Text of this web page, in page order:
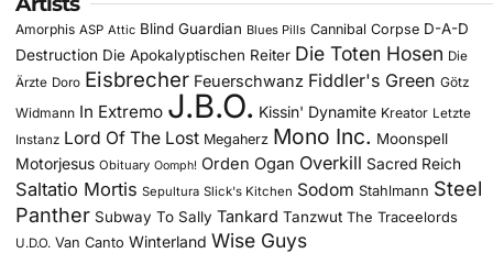
Amorphis ASP Attic Blind Guardian Blues Pills Cannibal Corpse D-A-D
Destruction Die Apokalyptischen Reiter Die Toten Hosen Die
Ärzte Doro Eisbrecher Feuerschwanz Fiddler's Green Götz
Widmann In Extremo J.B.O. Kissin' Dynamite Kreator Letzte
Instanz Lord Of The Lost Megaherz Mono Inc. Moonspell
Motorjesus Obituary Oomph! Orden Ogan Overkill Sacred Reich
Saltatio Mortis Sepultura Slick's Kitchen Sodom Stahlmann Steel
Panther Subway To Sally Tankard Tanzwut The Traceelords
U.D.O. Van Canto Winterland Wise Guys